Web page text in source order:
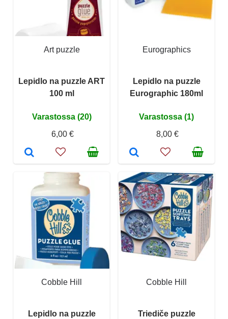
Art puzzle
Lepidlo na puzzle ART
100 ml
Varastossa (20)
6,00 €
Eurographics
Lepidlo na puzzle
Eurographic 180ml
Varastossa (1)
8,00 €
Cobble Hill
Lepidlo na puzzle
Cobble Hill
Triediče puzzle